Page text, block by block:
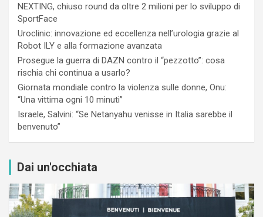
NEXTING, chiuso round da oltre 2 milioni per lo sviluppo di
SportFace
Uroclinic: innovazione ed eccellenza nell’urologia grazie al
Robot ILY e alla formazione avanzata
Prosegue la guerra di DAZN contro il “pezzotto”: cosa
rischia chi continua a usarlo?
Giornata mondiale contro la violenza sulle donne, Onu:
“Una vittima ogni 10 minuti”
Israele, Salvini: “Se Netanyahu venisse in Italia sarebbe il
benvenuto”
Dai un'occhiata